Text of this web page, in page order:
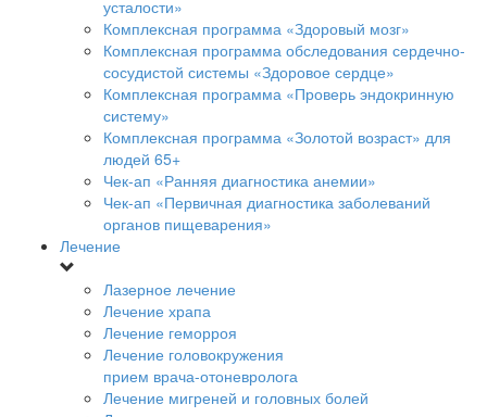
усталости»
Комплексная программа «Здоровый мозг»
Комплексная программа обследования сердечно-
сосудистой системы «Здоровое сердце»
Комплексная программа «Проверь эндокринную
систему»
Комплексная программа «Золотой возраст» для
людей 65+
Чек-ап «Ранняя диагностика анемии»
Чек-ап «Первичная диагностика заболеваний
органов пищеварения»
Лечение
Лазерное лечение
Лечение храпа
Лечение геморроя
Лечение головокружения
прием врача-отоневролога
Лечение мигреней и головных болей